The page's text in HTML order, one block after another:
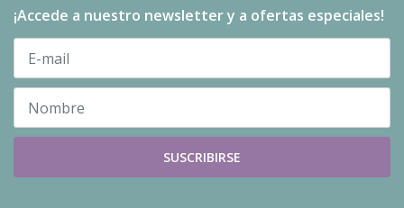
¡Accede a nuestro newsletter y a ofertas especiales!
SUSCRIBIRSE